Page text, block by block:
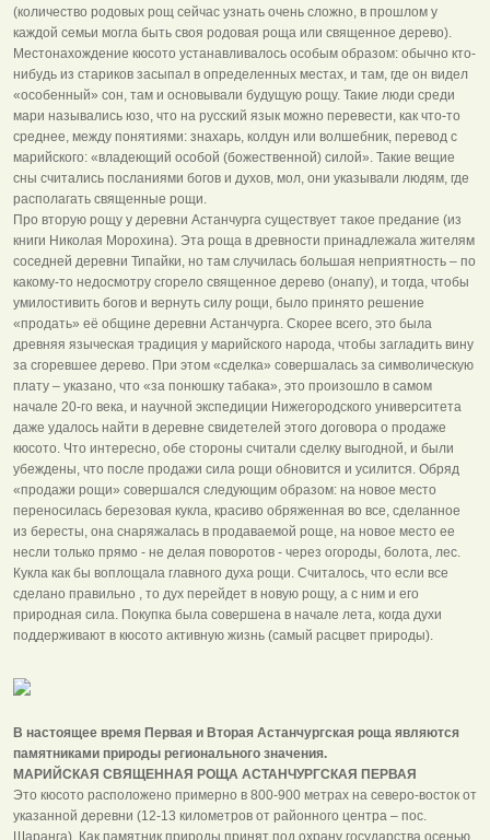
(количество родовых рощ сейчас узнать очень сложно, в прошлом у
каждой семьи могла быть своя родовая роща или священное дерево).
Местонахождение кюсото устанавливалось особым образом: обычно кто-
нибудь из стариков засыпал в определенных местах, и там, где он видел
«особенный» сон, там и основывали будущую рощу. Такие люди среди
мари назывались юзо, что на русский язык можно перевести, как что-то
среднее, между понятиями: знахарь, колдун или волшебник, перевод с
марийского: «владеющий особой (божественной) силой». Такие вещие
сны считались посланиями богов и духов, мол, они указывали людям, где
располагать священные рощи.
Про вторую рощу у деревни Астанчурга существует такое предание (из
книги Николая Морохина). Эта роща в древности принадлежала жителям
соседней деревни Типайки, но там случилась большая неприятность – по
какому-то недосмотру сгорело священное дерево (онапу), и тогда, чтобы
умилостивить богов и вернуть силу рощи, было принято решение
«продать» её общине деревни Астанчурга. Скорее всего, это была
древняя языческая традиция у марийского народа, чтобы загладить вину
за сгоревшее дерево. При этом «сделка» совершалась за символическую
плату – указано, что «за понюшку табака», это произошло в самом
начале 20-го века, и научной экспедиции Нижегородского университета
даже удалось найти в деревне свидетелей этого договора о продаже
кюсото. Что интересно, обе стороны считали сделку выгодной, и были
убеждены, что после продажи сила рощи обновится и усилится. Обряд
«продажи рощи» совершался следующим образом: на новое место
переносилась березовая кукла, красиво обряженная во все, сделанное
из бересты, она снаряжалась в продаваемой роще, на новое место ее
несли только прямо - не делая поворотов - через огороды, болота, лес.
Кукла как бы воплощала главного духа рощи. Считалось, что если все
сделано правильно , то дух перейдет в новую рощу, а с ним и его
природная сила. Покупка была совершена в начале лета, когда духи
поддерживают в кюсото активную жизнь (самый расцвет природы).
В настоящее время Первая и Вторая Астанчургская роща являются
памятниками природы регионального значения.
МАРИЙСКАЯ СВЯЩЕННАЯ РОЩА АСТАНЧУРГСКАЯ ПЕРВАЯ
Это кюсото расположено примерно в 800-900 метрах на северо-восток от
указанной деревни (12-13 километров от районного центра – пос.
Шаранга). Как памятник природы принят под охрану государства осенью